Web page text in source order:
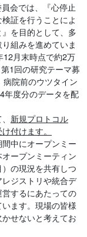
会では、『心停止
証を行うことによ
を目的として、多
組みを進めていま
月末時点で約2万
1回の研究テーマ募
院前のウツタイン
年度分のデータを配
新規プロトコル
付けます。
中にオープンミー
ープンミーティン
の現況を共有しつ
ジストリや統合デ
するにあたっての
ます。現場の皆様
せないと考えてお